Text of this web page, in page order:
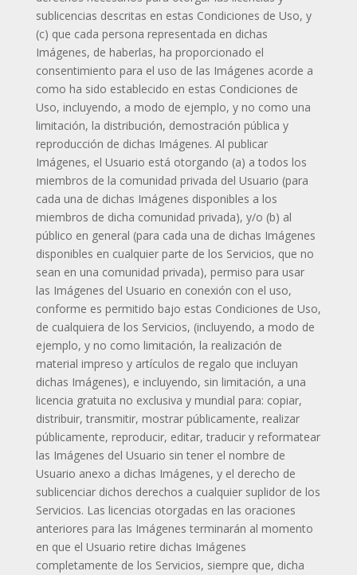
sublicencias descritas en estas Condiciones de Uso, y
(c) que cada persona representada en dichas
Imágenes, de haberlas, ha proporcionado el
consentimiento para el uso de las Imágenes acorde a
como ha sido establecido en estas Condiciones de
Uso, incluyendo, a modo de ejemplo, y no como una
limitación, la distribución, demostración pública y
reproducción de dichas Imágenes. Al publicar
Imágenes, el Usuario está otorgando (a) a todos los
miembros de la comunidad privada del Usuario (para
cada una de dichas Imágenes disponibles a los
miembros de dicha comunidad privada), y/o (b) al
público en general (para cada una de dichas Imágenes
disponibles en cualquier parte de los Servicios, que no
sean en una comunidad privada), permiso para usar
las Imágenes del Usuario en conexión con el uso,
conforme es permitido bajo estas Condiciones de Uso,
de cualquiera de los Servicios, (incluyendo, a modo de
ejemplo, y no como limitación, la realización de
material impreso y artículos de regalo que incluyan
dichas Imágenes), e incluyendo, sin limitación, a una
licencia gratuita no exclusiva y mundial para: copiar,
distribuir, transmitir, mostrar públicamente, realizar
públicamente, reproducir, editar, traducir y reformatear
las Imágenes del Usuario sin tener el nombre de
Usuario anexo a dichas Imágenes, y el derecho de
sublicenciar dichos derechos a cualquier suplidor de los
Servicios. Las licencias otorgadas en las oraciones
anteriores para las Imágenes terminarán al momento
en que el Usuario retire dichas Imágenes
completamente de los Servicios, siempre que, dicha